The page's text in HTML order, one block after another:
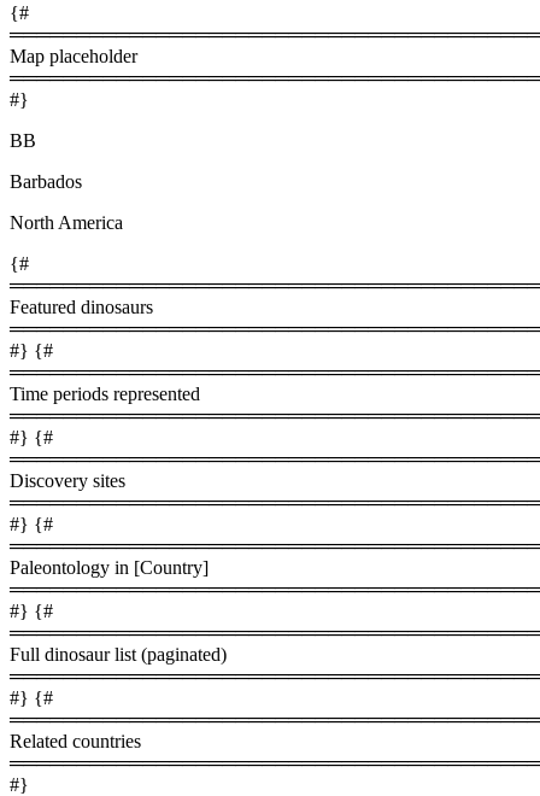
{#
Map placeholder
#}
BB
Barbados
North America
{#
Featured dinosaurs
#} {#
Time periods represented
#} {#
Discovery sites
#} {#
Paleontology in [Country]
#} {#
Full dinosaur list (paginated)
#} {#
Related countries
#}